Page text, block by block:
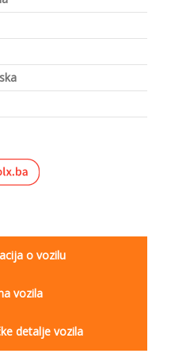
o vozilu
vozila
detalje vozila